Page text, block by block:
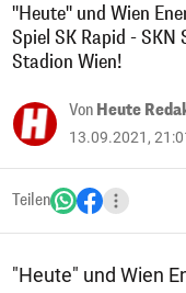
"Heute" und Wien
Spiel SK Rapid -
Stadion Wien!
Von Heute
13.09.2021,
Teilen
"Heute" und Wien